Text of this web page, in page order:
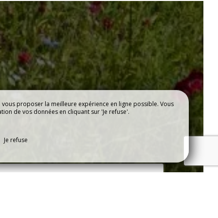
proposer la meilleure expérience en ligne possible. Vous
de vos données en cliquant sur 'Je refuse'.
Je refuse